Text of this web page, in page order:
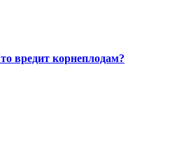
вредит корнеплодам?